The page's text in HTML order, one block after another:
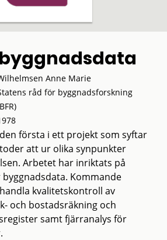
Anne Marie
råd för byggnadsforskning
första i ett projekt som syftar
att ur olika synpunkter
Arbetet har inriktats på
Kommande
kvalitetskontroll av
och bostadsräkning och
samt fjärranalys för